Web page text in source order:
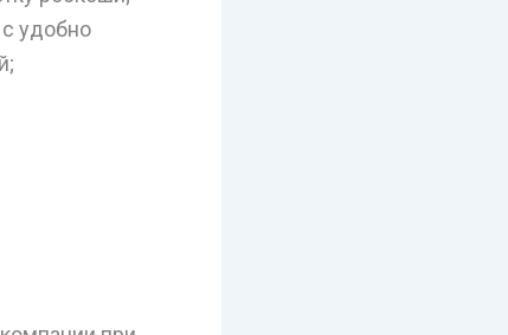
удобно